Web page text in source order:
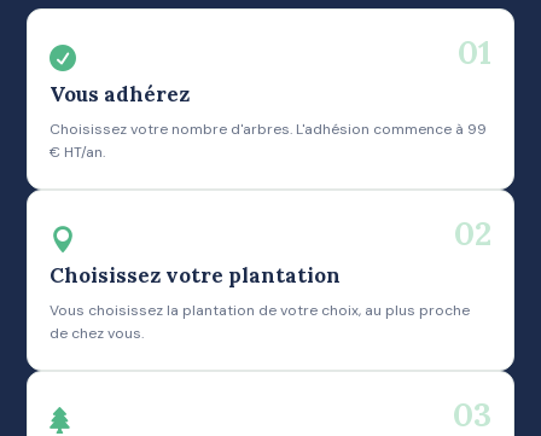
 01
Vous adhérez
Choisissez votre nombre d'arbres. L'adhésion commence à 99
€ HT/an.
 02
Choisissez votre plantation
Vous choisissez la plantation de votre choix, au plus proche
de chez vous.
 03